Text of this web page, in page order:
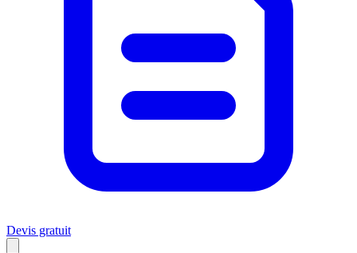
Devis gratuit